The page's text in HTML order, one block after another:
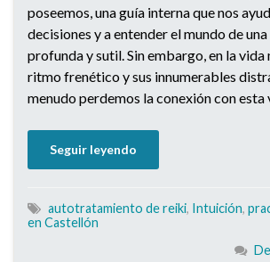
poseemos, una guía interna que nos
decisiones y a entender el mundo de
profunda y sutil. Sin embargo, en la vida
ritmo frenético y sus innumerables
menudo perdemos la conexión con esta
Seguir leyendo
autotratamiento de reiki, Intuición,
en Castellón